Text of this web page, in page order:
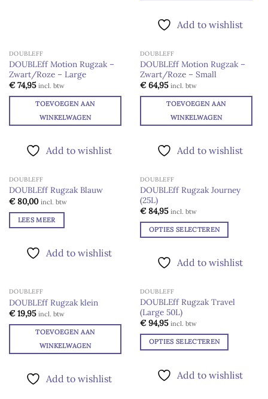
Add to wishlist
DOUBLEFF
DOUBLEff Motion Rugzak –
Zwart/Roze – Large
€74,95 incl. btw
TOEVOEGEN AAN
WINKELWAGEN
Add to wishlist
DOUBLEFF
DOUBLEff Motion Rugzak –
Zwart/Roze – Small
€64,95 incl. btw
TOEVOEGEN AAN
WINKELWAGEN
Add to wishlist
UITVERKOCHT
DOUBLEFF
DOUBLEff Rugzak Blauw
€80,00 incl. btw
LEES MEER
Add to wishlist
DOUBLEFF
DOUBLEff Rugzak Journey
(25L)
€84,95 incl. btw
OPTIES SELECTEREN
product
variaties.
Deze
optie
kan
gekozen
Add to wishlist
DOUBLEFF
DOUBLEff Rugzak klein
€19,95 incl. btw
TOEVOEGEN AAN
WINKELWAGEN
Add to wishlist
UITVERKOCHT
DOUBLEFF
DOUBLEff Rugzak Travel
(Large 50L)
€94,95 incl. btw
OPTIES SELECTEREN
product
Add to wishlist